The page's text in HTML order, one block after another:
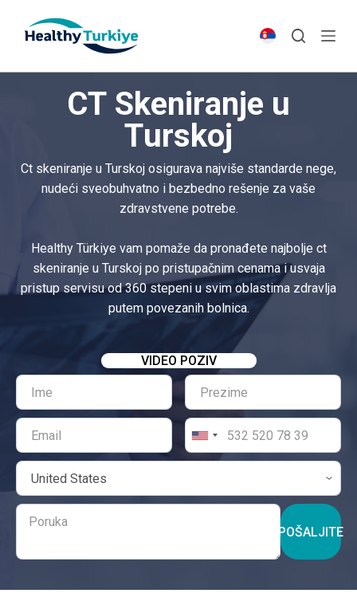
p
n
CT Skeniranje u
Turskoj
Ct skeniranje u Turskoj osigurava najviše standarde nege,
nudeći sveobuhvatno i bezbedno rešenje za vaše
zdravstvene potrebe.
Healthy Türkiye vam pomaže da pronađete najbolje ct
skeniranje u Turskoj po pristupačnim cenama i usvaja
pristup servisu od 360 stepeni u svim oblastima zdravlja
putem povezanih bolnica.
VIDEO POZIV
POŠALJITE